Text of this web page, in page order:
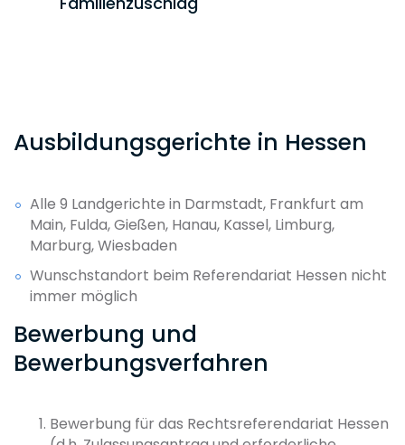
Ausbildungsgerichte in Hessen
Alle 9 Landgerichte in Darmstadt, Frankfurt am
Main, Fulda, Gießen, Hanau, Kassel, Limburg,
Marburg, Wiesbaden
Wunschstandort beim Referendariat Hessen nicht
immer möglich
Bewerbung und
Bewerbungsverfahren
Bewerbung für das Rechtsreferendariat Hessen